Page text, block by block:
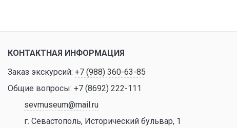
КОНТАКТНАЯ ИНФОРМАЦИЯ
Заказ экскурсий: +7 (988) 360-63-85
Общие вопросы: +7 (8692) 222-111
sevmuseum@mail.ru
г. Севастополь, Исторический бульвар, 1